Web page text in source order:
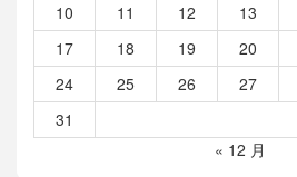
10
11 12 13
17
18 19 20
24
25 26 27
31
« 12 月